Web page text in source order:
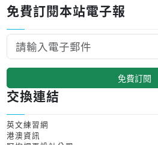
免費訂閱本站電子報
免費訂閱
交換連結
英文練習網
港澳資訊